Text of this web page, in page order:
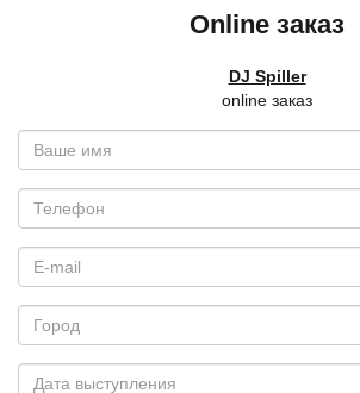
Online заказ
DJ Spiller
online заказ
имя
*
mail
*